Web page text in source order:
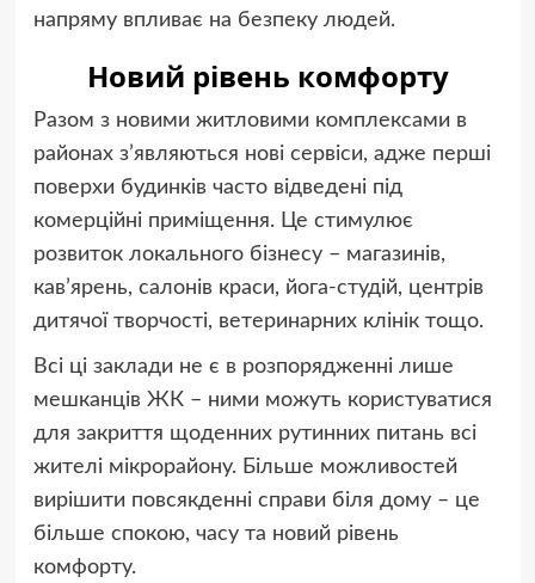
напряму впливає на безпеку людей.
Новий рівень комфорту
Разом з новими житловими комплексами в
районах з’являються нові сервіси, адже перші
поверхи будинків часто відведені під
комерційні приміщення. Це стимулює
розвиток локального бізнесу – магазинів,
кав’ярень, салонів краси, йога-студій, центрів
дитячої творчості, ветеринарних клінік тощо.
Всі ці заклади не є в розпорядженні лише
мешканців ЖК – ними можуть користуватися
для закриття щоденних рутинних питань всі
жителі мікрорайону. Більше можливостей
вирішити повсякденні справи біля дому – це
більше спокою, часу та новий рівень
комфорту.